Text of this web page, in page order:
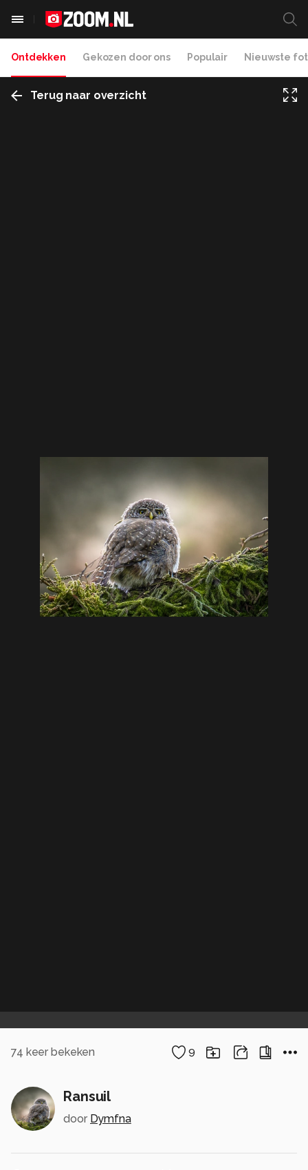
Ontdekken Gekozen door ons Populair Nieuwste
Terug naar overzicht
74 keer bekeken 9
Ransuil
door Dymfna